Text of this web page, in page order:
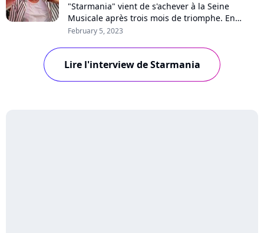
"Starmania" vient de s'achever à la Seine
Musicale après trois mois de triomphe. En
interview sur Purecharts, le metteur en scène
succès, son travail ambitieux pour revisiter le
spectacle de Michel Berger et Luc Plamondon,
la tournée en province et les coulisses...
February 5, 2023
Lire l'interview de Starmania